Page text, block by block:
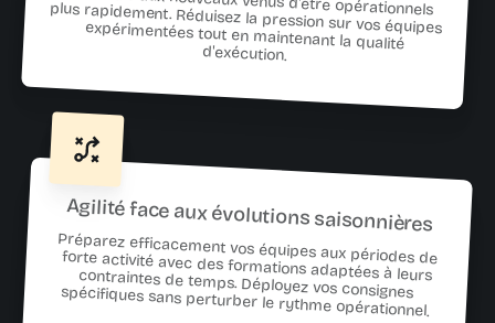
d'exécution.
Agilité face aux évolutions saisonnières
Préparez efficacement vos équipes aux périodes de forte activité avec des formations adaptées à leurs contraintes de temps. Déployez vos consignes spécifiques sans perturber le rythme opérationnel.